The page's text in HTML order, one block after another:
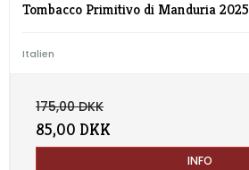
Tombacco Primitivo di Manduria 2025
Italien
175,00 DKK
85,00 DKK
INFO